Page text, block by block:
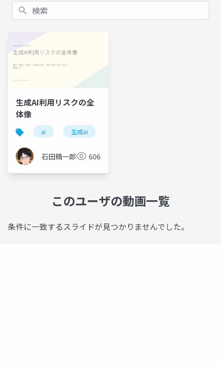
検索
生成AI利用リスクの全
体像
ai 生成ai
石田精一郎 606
このユーザの動画一覧
条件に一致するスライドが見つかりませんでした。